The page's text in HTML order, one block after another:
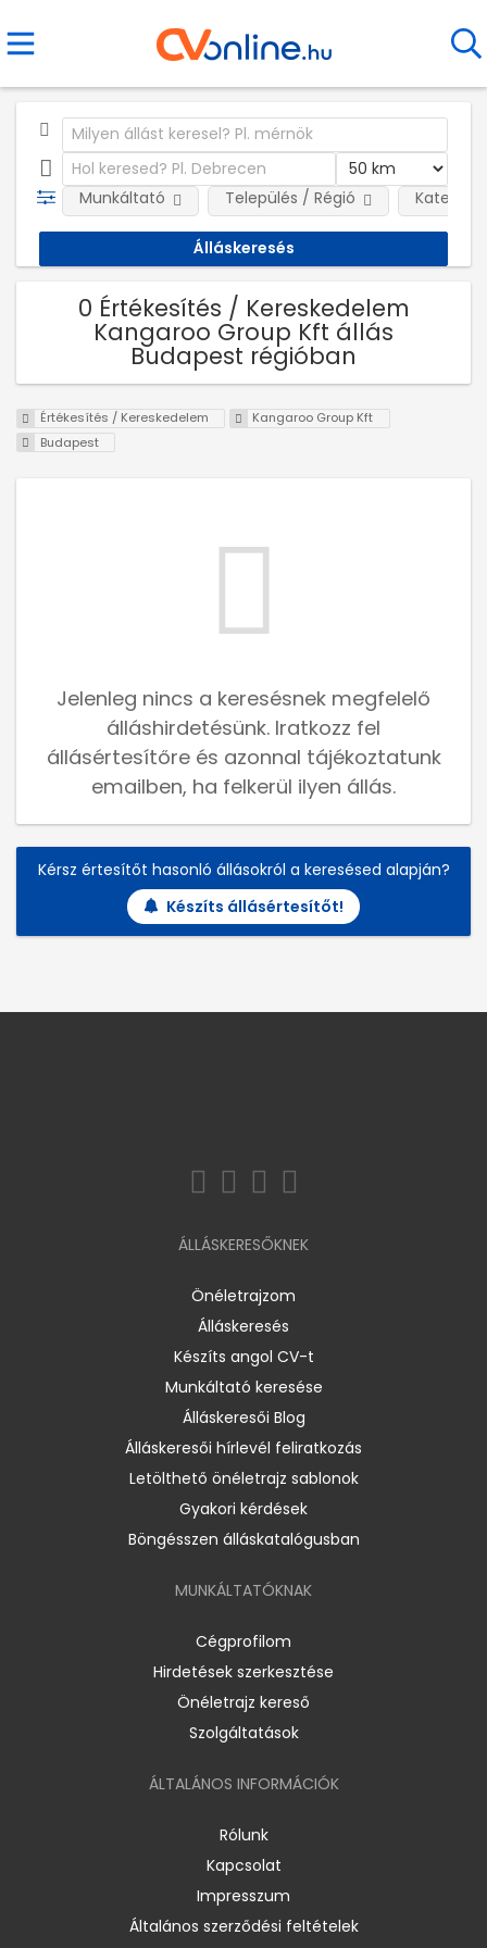
Munkáltató Település / Régió
0 Értékesítés / Kereskedelem
Kangaroo Group Kft állás
Budapest régióban
Értékesítés / Kereskedelem
Kangaroo Group Kft
Budapest
Jelenleg nincs a keresésnek megfelelő
álláshirdetésünk. Iratkozz fel
állásértesítőre és azonnal tájékoztatunk
emailben, ha felkerül ilyen állás.
Kérsz értesítőt hasonló állásokról a keresésed alapján?
Készíts állásértesítőt!
ÁLLÁSKERESŐKNEK
Önéletrajzom
Álláskeresés
Készíts angol CV-t
Munkáltató keresése
Álláskeresői Blog
Álláskeresői hírlevél feliratkozás
Letölthető önéletrajz sablonok
Gyakori kérdések
Böngésszen álláskatalógusban
MUNKÁLTATÓKNAK
Cégprofilom
Hirdetések szerkesztése
Önéletrajz kereső
Szolgáltatások
ÁLTALÁNOS INFORMÁCIÓK
Rólunk
Kapcsolat
Impresszum
Általános szerződési feltételek